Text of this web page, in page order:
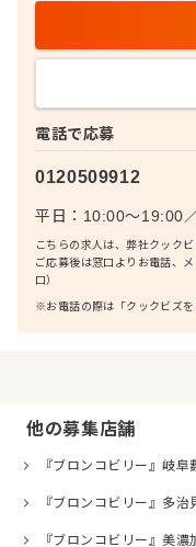
電話で応募
0120509912
平日：10:00〜19:00
こちらの求人は、弊社クック
ご応募後は窓口よりお電話、
口）
※お電話の際は「クックビズを
他の募集店舗
『ブロンコビリー』岐阜
『ブロンコビリー』多
『ブロンコビリー』美濃